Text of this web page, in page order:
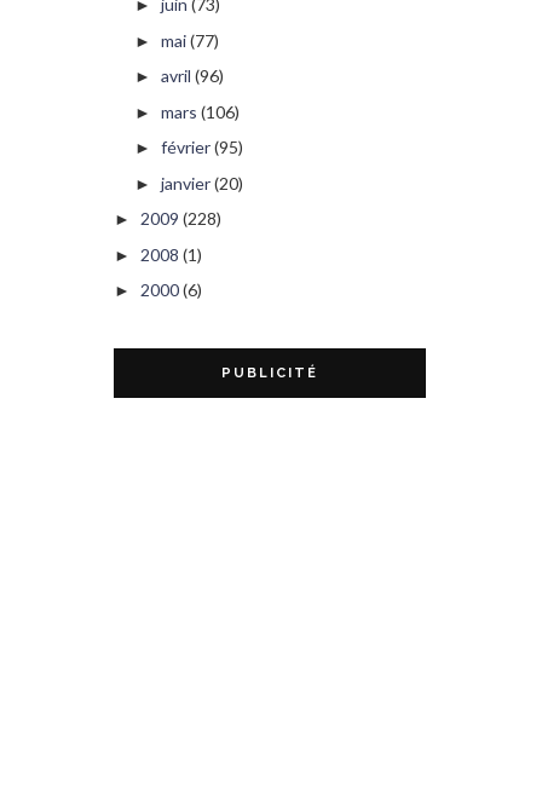
► juin (73)
► mai(77)
► avril (96)
► mars (106)
► février(95)
► janvier(20)
► 2009 (228)
► 2008 (1)
► 2000(6)
PUBLICITÉ